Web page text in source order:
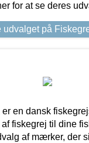
for at se deres
udvalget på
er en dansk
fiskegrej til dine
af mærker, der